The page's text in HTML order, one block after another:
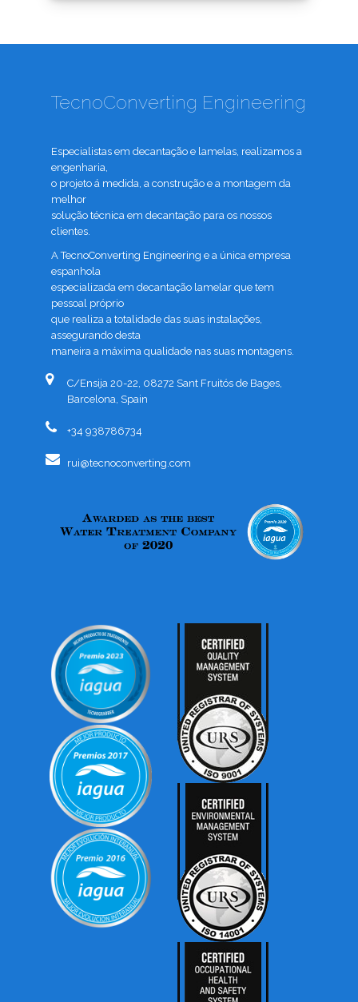
TecnoConverting Engineering
Especialistas em decantação e lamelas, realizamos a
engenharia,
o projeto á medida, a construção e a montagem da
melhor
solução técnica em decantação para os nossos
clientes.
A TecnoConverting Engineering e a única empresa
espanhola
especializada em decantação lamelar que tem
pessoal próprio
que realiza a totalidade das suas instalações,
assegurando desta
maneira a máxima qualidade nas suas montagens.
C/Ensija 20-22, 08272 Sant Fruitós de Bages,
Barcelona, Spain
+34 938786734
rui@tecnoconverting.com